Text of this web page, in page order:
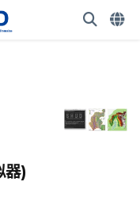
器)